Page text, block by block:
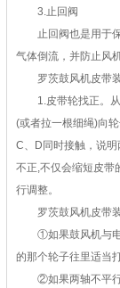
3.止回阀
止回阀也是用于保
气体倒流，并防止风
罗茨鼓风机皮带装
1.皮带轮找正。从
(或者拉一根细绳)向
C、D同时接触，说
不正,不仅会缩短皮带
行调整。
罗茨鼓风机皮带装
①如果鼓风机与电
的那个轮子往里适当打
②如果两轴不平行